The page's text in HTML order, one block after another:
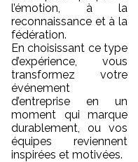
l’émotion, à la
reconnaissance et à la
fédération.
En choisissant ce type
d’expérience, vous
transformez votre
événement
d’entreprise en un
moment qui marque
durablement, ou vos
équipes reviennent
inspirées et motivées.